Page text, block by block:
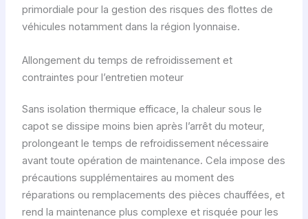
primordiale pour la gestion des risques des flottes de
véhicules notamment dans la région lyonnaise.
Allongement du temps de refroidissement et
contraintes pour l’entretien moteur
Sans isolation thermique efficace, la chaleur sous le
capot se dissipe moins bien après l’arrêt du moteur,
prolongeant le temps de refroidissement nécessaire
avant toute opération de maintenance. Cela impose des
précautions supplémentaires au moment des
réparations ou remplacements des pièces chauffées, et
rend la maintenance plus complexe et risquée pour les